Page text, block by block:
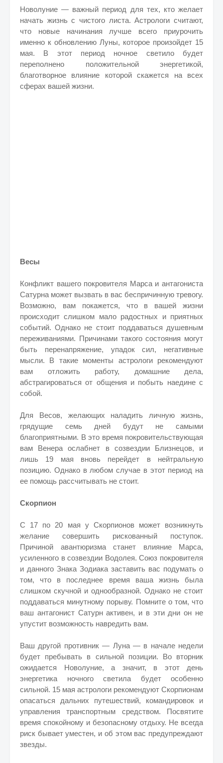
Новолуние — важный период для тех, кто желает
начать жизнь с чистого листа. Астрологи считают,
что новые начинания лучше всего приурочить
именно к обновлению Луны, которое произойдет 15
мая. В этот период ночное светило будет
переполнено положительной энергетикой,
благотворное влияние которой скажется на всех
сферах вашей жизни.
Весы
Конфликт вашего покровителя Марса и антагониста
Сатурна может вызвать в вас беспричинную тревогу.
Возможно, вам покажется, что в вашей жизни
происходит слишком мало радостных и приятных
событий. Однако не стоит поддаваться душевным
переживаниями. Причинами такого состояния могут
быть перенапряжение, упадок сил, негативные
мысли. В такие моменты астрологи рекомендуют
вам отложить работу, домашние дела,
абстрагироваться от общения и побыть наедине с
собой.
Для Весов, желающих наладить личную жизнь,
грядущие семь дней будут не самыми
благоприятными. В это время покровительствующая
вам Венера ослабнет в созвездии Близнецов, и
лишь 19 мая вновь перейдет в нейтральную
позицию. Однако в любом случае в этот период на
ее помощь рассчитывать не стоит.
Скорпион
С 17 по 20 мая у Скорпионов может возникнуть
желание совершить рискованный поступок.
Причиной авантюризма станет влияние Марса,
усиленного в созвездии Водолея. Союз покровителя
и данного Знака Зодиака заставить вас подумать о
том, что в последнее время ваша жизнь была
слишком скучной и однообразной. Однако не стоит
поддаваться минутному порыву. Помните о том, что
ваш антагонист Сатурн активен, и в эти дни он не
упустит возможность навредить вам.
Ваш другой противник — Луна — в начале недели
будет пребывать в сильной позиции. Во вторник
ожидается Новолуние, а значит, в этот день
энергетика ночного светила будет особенно
сильной. 15 мая астрологи рекомендуют Скорпионам
опасаться дальних путешествий, командировок и
управления транспортным средством. Посвятите
время спокойному и безопасному отдыху. Не всегда
риск бывает уместен, и об этом вас предупреждают
звезды.